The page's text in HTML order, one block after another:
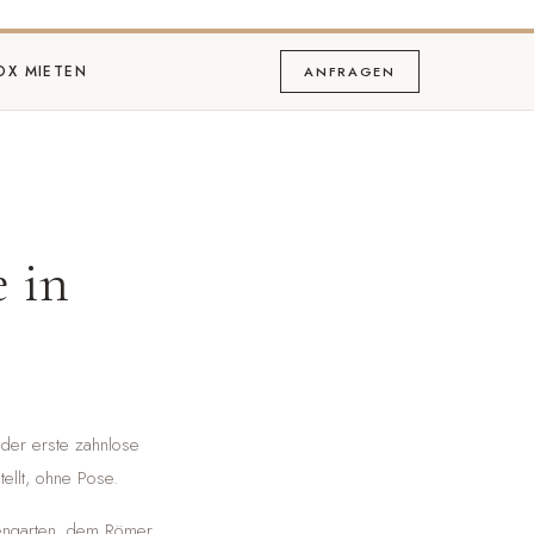
MIETEN ANFRAGEN
in
erste zahnlose
ohne Pose.